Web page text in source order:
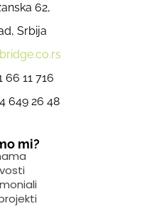
62,
Srbija
66 11 716
649 26 48
mi?